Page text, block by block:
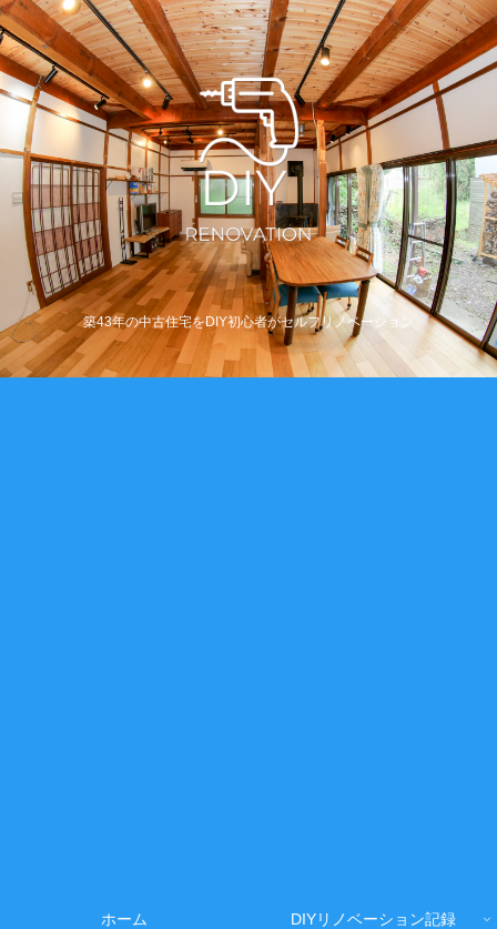
築43年の中古住宅をDIY初心者がセルフリノベーション
ホーム DIYリノベーション記録